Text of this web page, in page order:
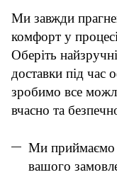
Ми завжди
комфорт у
Оберіть
доставки під час
зробимо все
вчасно та
Ми приймаємо
вашого